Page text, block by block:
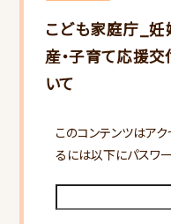
こども家庭庁_妊
産・子育て応援交
いて
このコンテンツはア
るには以下にパスワー